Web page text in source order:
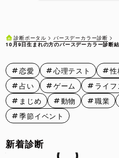
10月26日 10月27日 10月
10月31日
診断ポータル
バースデーカラー診断
10月9日生まれの方のバースデーカラー診断
恋愛 心理テスト 性
占い
ゲーム ライ
まじめ
動物 職業
季節イベント
新着診断